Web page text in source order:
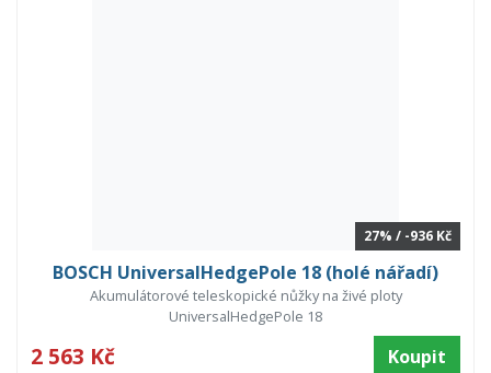
27% / -936 Kč
BOSCH UniversalHedgePole 18 (holé nářadí)
Akumulátorové teleskopické nůžky na živé ploty
UniversalHedgePole 18
2 563 Kč Koupit